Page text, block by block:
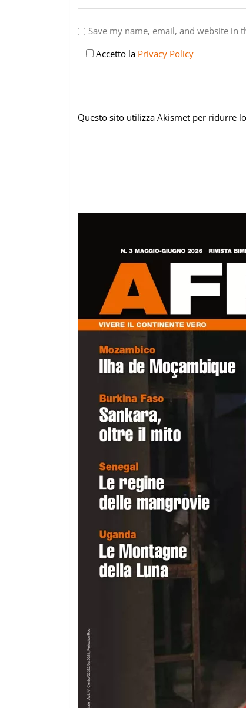
Save my name, email, and website
Accetto la Privacy Policy
Questo sito utilizza Akismet per ridurre